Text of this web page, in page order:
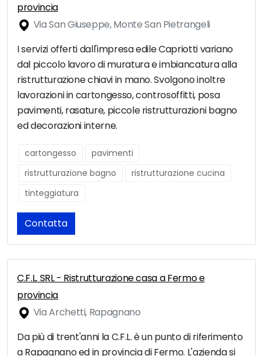
provincia
Via San Giuseppe, Monte San Pietrangeli
I servizi offerti dall'impresa edile Capriotti variano
dal piccolo lavoro di muratura e imbiancatura alla
ristrutturazione chiavi in mano. Svolgono inoltre
lavorazioni in cartongesso, controsoffitti, posa
pavimenti, rasature, piccole ristrutturazioni bagno
ed decorazioni interne.
cartongesso
pavimenti
ristrutturazione bagno
ristrutturazione cucina
tinteggiatura
Contatta
C.F.L. SRL - Ristrutturazione casa a Fermo e
provincia
Via Archetti, Rapagnano
Da più di trent'anni la C.F.L. è un punto di riferimento
a Rapagnano ed in provincia di Fermo. L'azienda si